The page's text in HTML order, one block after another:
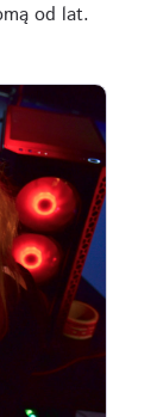
od lat.